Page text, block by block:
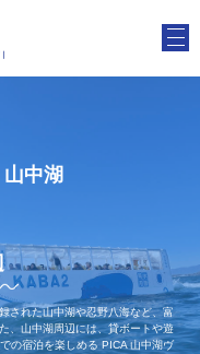
中湖
された山中湖や忍野八海など、富
、山中湖周辺には、貸ボートや遊
の宿泊を楽しめる PICA 山中湖ヴ